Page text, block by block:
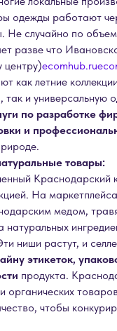
одежды работают
Не случайно по
разве что
центру)ecomhub.ru
как летние
так и универсальную
по разработке
и
товары:
Краснодарский
На
медом,
натуральных
ниши растут, и
этикеток,
продукта.
органических
чтобы